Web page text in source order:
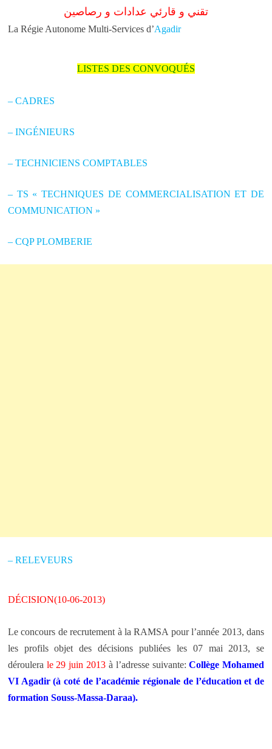
تقني و قارئي عدادات و رصاصين
La Régie Autonome Multi-Services d’Agadir
LISTES DES CONVOQUÉS
– CADRES
– INGÉNIEURS
– TECHNICIENS COMPTABLES
– TS « TECHNIQUES DE COMMERCIALISATION ET DE
COMMUNICATION »
– CQP PLOMBERIE
– RELEVEURS
DÉCISION(10-06-2013)
Le concours de recrutement à la RAMSA pour l’année 2013, dans
les profils objet des décisions publiées les 07 mai 2013, se
déroulerale 29 juin 2013 à l’adresse suivante:Collège Mohamed
VI Agadir (à coté de l’académie régionale de l’éducation et de
formation Souss-Massa-Daraa).